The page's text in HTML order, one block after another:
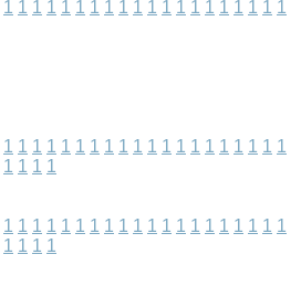
1 1 1 1 1 1 1 1 1 1 1 1 1 1 1 1 1 1 1 1
1 1 1 1 1 1 1 1 1 1 1 1 1 1 1 1 1 1 1 1
1 1 1 1
1 1 1 1 1 1 1 1 1 1 1 1 1 1 1 1 1 1 1 1
1 1 1 1